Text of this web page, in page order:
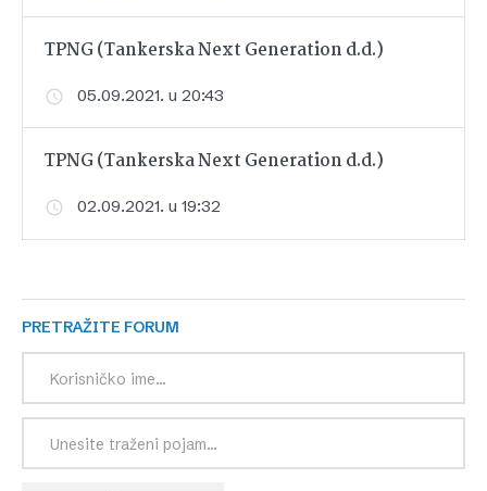
TPNG (Tankerska Next Generation d.d.)
05.09.2021. u 20:43
TPNG (Tankerska Next Generation d.d.)
02.09.2021. u 19:32
PRETRAŽITE FORUM